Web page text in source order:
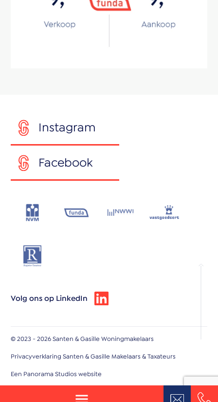
Instagram
Facebook
Volg ons op LinkedIn
© 2023 - 2026 Santen & Gasille Woningmakelaars
Privacyverklaring Santen & Gasille Makelaars & Taxateurs
Een Panorama Studios website